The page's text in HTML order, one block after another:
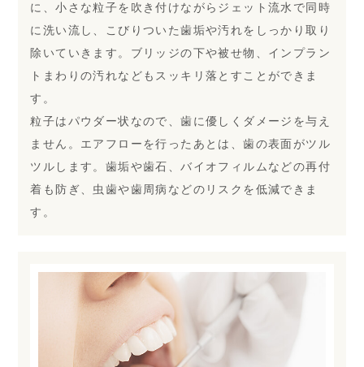
に、小さな粒子を吹き付けながらジェット流水で同時
に洗い流し、こびりついた歯垢や汚れをしっかり取り
除いていきます。ブリッジの下や被せ物、インプラン
トまわりの汚れなどもスッキリ落とすことができま
す。
粒子はパウダー状なので、歯に優しくダメージを与え
ません。エアフローを行ったあとは、歯の表面がツル
ツルします。歯垢や歯石、バイオフィルムなどの再付
着も防ぎ、虫歯や歯周病などのリスクを低減できま
す。